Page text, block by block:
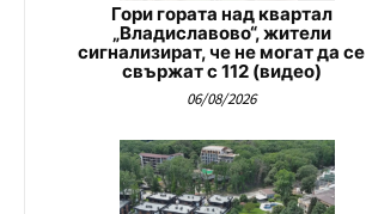
Гори гората над квартал
„Владиславово“, жители
сигнализират, че не могат да се
свържат с 112 (видео)
06/08/2026